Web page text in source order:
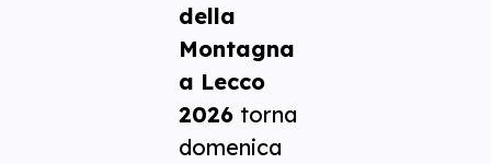
della
Montagna
a Lecco
2026torna
domenica